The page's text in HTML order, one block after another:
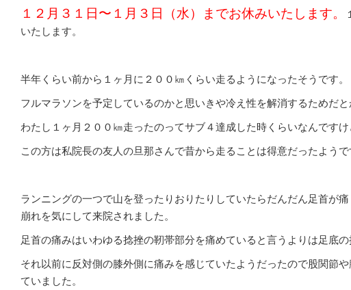
１２月３１日〜１月３日（水）までお休みいたします。
いたします。
半年くらい前から１ヶ月に２００㎞くらい走るようになったそうです。
フルマラソンを予定しているのかと思いきや冷え性を解消するためだと
わたし１ヶ月２００㎞走ったのってサブ４達成した時くらいなんです
この方は私院長の友人の旦那さんで昔から走ることは得意だったようで
ランニングの一つで山を登ったりおりたりしていたらだんだん足首が
崩れを気にして来院されました。
足首の痛みはいわゆる捻挫の靭帯部分を痛めていると言うよりは足底の
それ以前に反対側の膝外側に痛みを感じていたようだったので股関節
ていました。